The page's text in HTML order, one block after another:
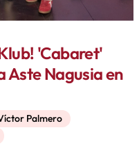
'Cabaret'
Aste Nagusia en
Palmero